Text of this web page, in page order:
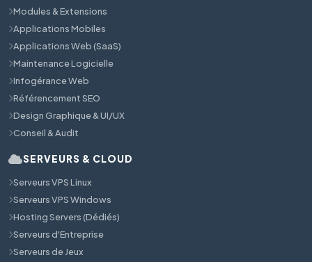
Modules & Extensions
Applications Mobiles
Applications Web (SaaS)
Maintenance Logicielle
Infogérance Web
Référencement SEO
Design Graphique & UI/UX
Conseil & Audit
SERVEURS & CLOUD
Serveurs VPS Linux
Serveurs VPS Windows
Hosting Servers (Dédiés)
Serveurs d'Entreprise
Serveurs de Jeux